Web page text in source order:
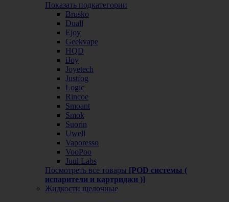
Показать подкатегории
Brusko
Duall
Ejoy
Geekvape
HQD
iJoy
Joyetech
Justfog
Logic
Rincoe
Smoant
Smok
Suorin
Uwell
Vaporesso
VooPoo
Juul Labs
Посмотреть все товары [POD системы (
испарители и картриджи )]
Жидкости щелочные